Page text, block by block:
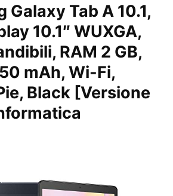
Galaxy Tab A 10.1,
10.1″ WUXGA,
RAM 2 GB,
mAh, Wi-Fi,
Black [Versione